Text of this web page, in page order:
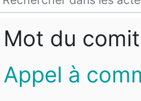
Mot du
Appel à